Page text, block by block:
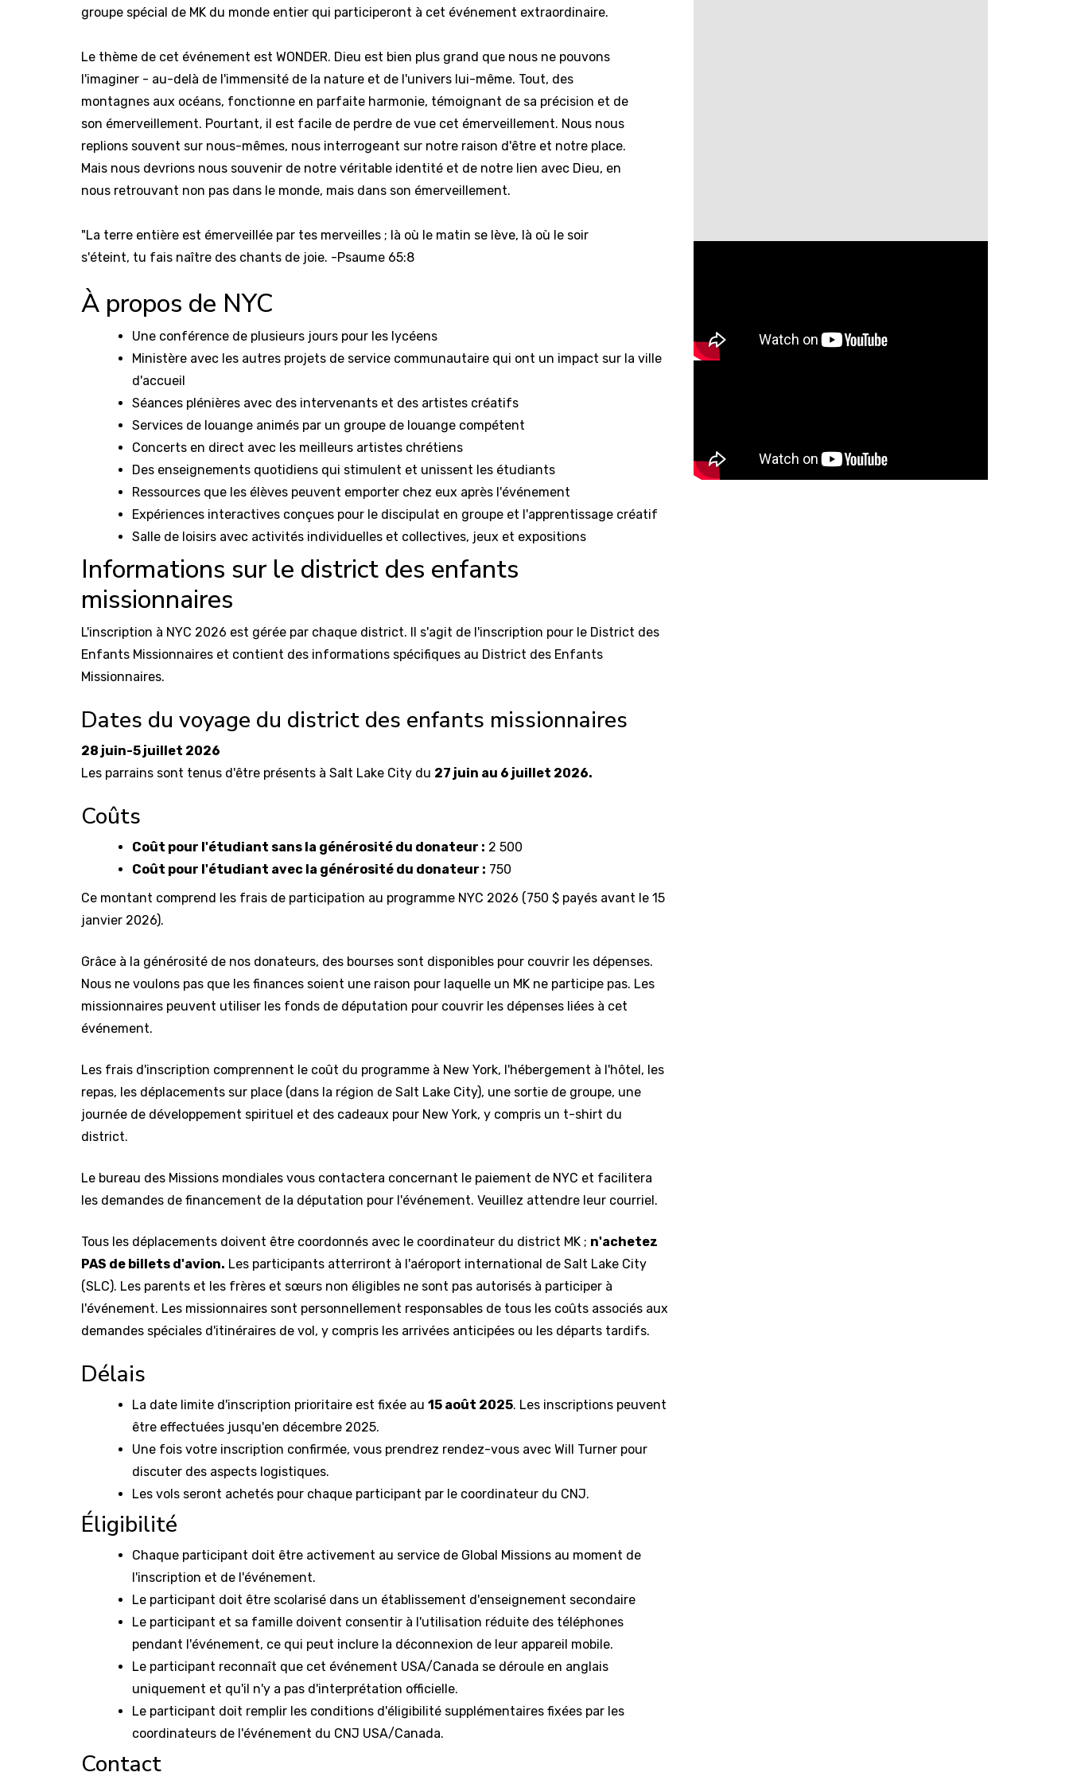
groupe spécial de MK du monde entier qui participeront à cet événement extraordinaire.
Le thème de cet événement est WONDER. Dieu est bien plus grand que nous ne pouvons
l'imaginer - au-delà de l'immensité de la nature et de l'univers lui-même. Tout, des
montagnes aux océans, fonctionne en parfaite harmonie, témoignant de sa précision et de
son émerveillement. Pourtant, il est facile de perdre de vue cet émerveillement. Nous nous
replions souvent sur nous-mêmes, nous interrogeant sur notre raison d'être et notre place.
Mais nous devrions nous souvenir de notre véritable identité et de notre lien avec Dieu, en
nous retrouvant non pas dans le monde, mais dans son émerveillement.
"La terre entière est émerveillée par tes merveilles ; là où le matin se lève, là où le soir
s'éteint, tu fais naître des chants de joie. -Psaume 65:8
À propos de NYC
Une conférence de plusieurs jours pour les lycéens
Ministère avec les autres projets de service communautaire qui ont un impact sur la ville
d'accueil
Séances plénières avec des intervenants et des artistes créatifs
Services de louange animés par un groupe de louange compétent
Concerts en direct avec les meilleurs artistes chrétiens
Des enseignements quotidiens qui stimulent et unissent les étudiants
Ressources que les élèves peuvent emporter chez eux après l'événement
Expériences interactives conçues pour le discipulat en groupe et l'apprentissage créatif
Salle de loisirs avec activités individuelles et collectives, jeux et expositions
Informations sur le district des enfants
missionnaires
L'inscription à NYC 2026 est gérée par chaque district. Il s'agit de l'inscription pour le District des
Enfants Missionnaires et contient des informations spécifiques au District des Enfants
Missionnaires.
Dates du voyage du district des enfants missionnaires
28 juin-5 juillet 2026
Les parrains sont tenus d'être présents à Salt Lake City du 27 juin au 6 juillet 2026.
Coûts
Coût pour l'étudiant sans la générosité du donateur : 2 500
Coût pour l'étudiant avec la générosité du donateur : 750
Ce montant comprend les frais de participation au programme NYC 2026 (750 $ payés avant le 15
janvier 2026).
Grâce à la générosité de nos donateurs, des bourses sont disponibles pour couvrir les dépenses.
Nous ne voulons pas que les finances soient une raison pour laquelle un MK ne participe pas. Les
missionnaires peuvent utiliser les fonds de députation pour couvrir les dépenses liées à cet
événement.
Les frais d'inscription comprennent le coût du programme à New York, l'hébergement à l'hôtel, les
repas, les déplacements sur place (dans la région de Salt Lake City), une sortie de groupe, une
journée de développement spirituel et des cadeaux pour New York, y compris un t-shirt du
district.
Le bureau des Missions mondiales vous contactera concernant le paiement de NYC et facilitera
les demandes de financement de la députation pour l'événement. Veuillez attendre leur courriel.
Tous les déplacements doivent être coordonnés avec le coordinateur du district MK ; n'achetez
PAS de billets d'avion. Les participants atterriront à l'aéroport international de Salt Lake City
(SLC). Les parents et les frères et sœurs non éligibles ne sont pas autorisés à participer à
l'événement. Les missionnaires sont personnellement responsables de tous les coûts associés aux
demandes spéciales d'itinéraires de vol, y compris les arrivées anticipées ou les départs tardifs.
Délais
La date limite d'inscription prioritaire est fixée au 15 août 2025. Les inscriptions peuvent
être effectuées jusqu'en décembre 2025.
Une fois votre inscription confirmée, vous prendrez rendez-vous avec Will Turner pour
discuter des aspects logistiques.
Les vols seront achetés pour chaque participant par le coordinateur du CNJ.
Éligibilité
Chaque participant doit être activement au service de Global Missions au moment de
l'inscription et de l'événement.
Le participant doit être scolarisé dans un établissement d'enseignement secondaire
Le participant et sa famille doivent consentir à l'utilisation réduite des téléphones
pendant l'événement, ce qui peut inclure la déconnexion de leur appareil mobile.
Le participant reconnaît que cet événement USA/Canada se déroule en anglais
uniquement et qu'il n'y a pas d'interprétation officielle.
Le participant doit remplir les conditions d'éligibilité supplémentaires fixées par les
coordinateurs de l'événement du CNJ USA/Canada.
Contact